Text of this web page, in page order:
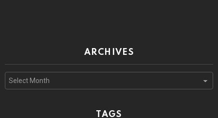
ARCHIVES
Archives
TAGS